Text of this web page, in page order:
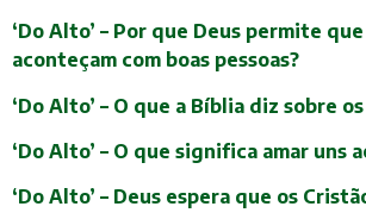
‘Do Alto’ – Por que Deus permite
aconteçam com boas pessoas?
‘Do Alto’ – O que a Bíblia diz sobre
‘Do Alto’ – O que significa amar uns
‘Do Alto’ – Deus espera que os